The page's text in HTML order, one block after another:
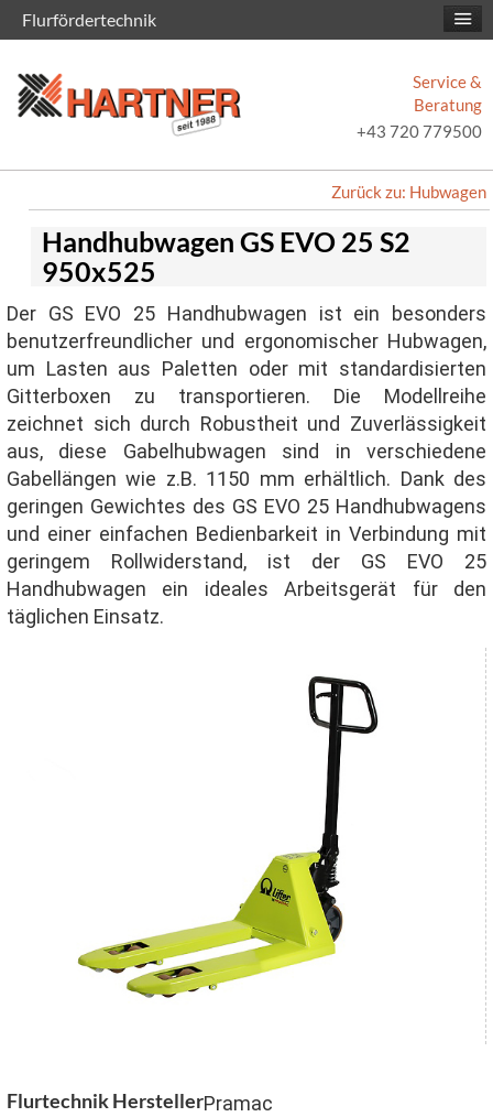
Service &
Beratung
+43 720 779500
Zurück zu: Hubwagen
Handhubwagen GS EVO 25 S2
950x525
Der GS EVO 25 Handhubwagen ist ein besonders
benutzerfreundlicher und ergonomischer Hubwagen,
um Lasten aus Paletten oder mit standardisierten
Gitterboxen zu transportieren. Die Modellreihe
zeichnet sich durch Robustheit und Zuverlässigkeit
aus, diese Gabelhubwagen sind in verschiedene
Gabellängen wie z.B. 1150 mm erhältlich. Dank des
geringen Gewichtes des GS EVO 25 Handhubwagens
und einer einfachen Bedienbarkeit in Verbindung mit
geringem Rollwiderstand, ist der GS EVO 25
Handhubwagen ein ideales Arbeitsgerät für den
täglichen Einsatz.
Flurtechnik HerstellerPramac
Flurfördertechnik